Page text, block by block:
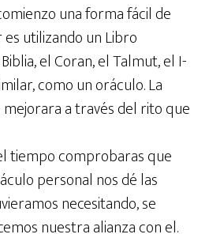
una forma fácil de
utilizando un Libro
el Coran, el Talmut, el I-
como un oráculo. La
a través del rito que
tiempo comprobaras que
personal nos dé las
necesitando, se
nuestra alianza con el.